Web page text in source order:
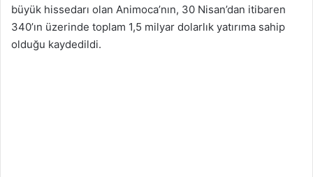
büyük hissedarı olan Animoca’nın, 30 Nisan’dan itibaren
340’ın üzerinde toplam 1,5 milyar dolarlık yatırıma sahip
olduğu kaydedildi.